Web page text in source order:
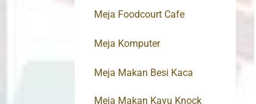
Meja Foodcourt Cafe
Meja Komputer
Meja Makan Besi Kaca
Meja Makan Kayu Knock